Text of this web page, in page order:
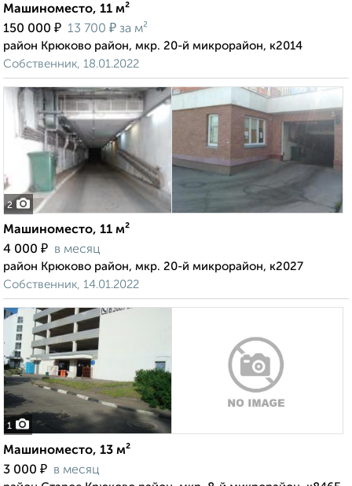
Машиноместо, 11 м²
150 000 ₽ 13 700 ₽ за м²
район Крюково район, мкр. 20-й микрорайон, к2014
Собственник, 18.01.2022
2
Машиноместо, 11 м²
4 000 ₽ в месяц
район Крюково район, мкр. 20-й микрорайон, к2027
Собственник, 14.01.2022
1
Машиноместо, 13 м²
3 000 ₽ в месяц